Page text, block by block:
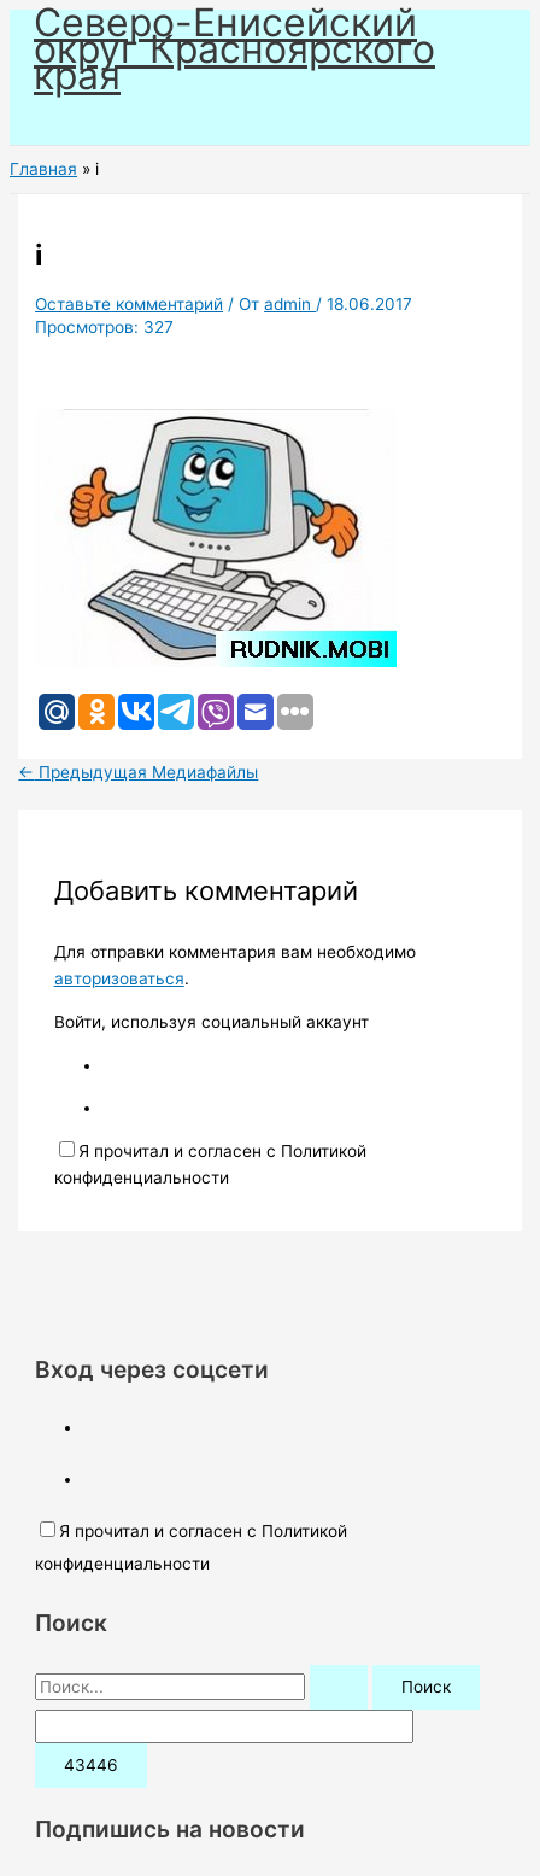
Перейти
содержимому
Северо-Енисейский
округ Красноярского
края
Главная i
i
Оставьте комментарий / Отadmin /18.06.2017
Просмотров: 327
← Предыдущая Медиафайлы
Добавить комментарий
Для отправки комментария вам необходимо
авторизоваться.
Войти, используя социальный аккаунт
Я прочитал и согласен с Политикой
конфиденциальности
Вход через соцсети
Я прочитал и согласен с Политикой
конфиденциальности
Поиск
П
о
и
:Подпишись на новости